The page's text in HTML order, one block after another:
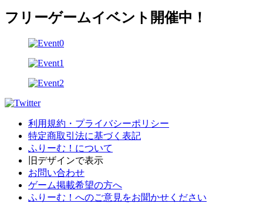
フリーゲームイベント開催中！
利用規約・プライバシーポリシー
特定商取引法に基づく表記
ふりーむ！について
旧デザインで表示
お問い合わせ
ゲーム掲載希望の方へ
ふりーむ！へのご意見をお聞かせください